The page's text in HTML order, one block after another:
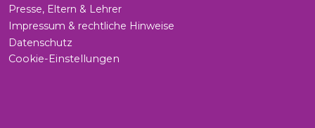
Presse, Eltern & Lehrer
Impressum & rechtliche Hinweise
Datenschutz
Cookie-Einstellungen